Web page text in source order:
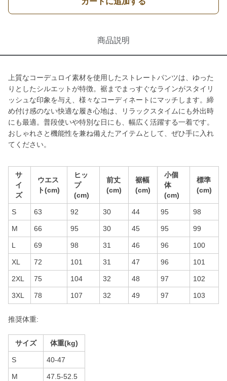
商品説明
上質なコーデュロイ素材を使用したストレートパンツは、ゆった
りとしたシルエットが特徴。裾までまっすぐなラインがスタイリ
ッシュな印象を与え、様々なコーディネートにマッチします。締
め付け感のない快適な履き心地は、リラックスタイムにも外出時
にも最適。普段使いや特別な日にも、幅広く活躍する一着です。
おしゃれさと機能性を兼ね備えたアイテムとして、ぜひ手に入れ
てください。
サ
イ
ズ
ウエス
ト(cm)
ヒッ
プ
(cm)
前丈
(cm)
裾幅
(cm)
小個
体
(cm)
標準
(cm)
S 63 92 30 44 95 98
M 66 95 30 45 95 99
L 69 98 31 46 96 100
XL 72 101 31 47 96 101
2XL 75 104 32 48 97 102
3XL 78 107 32 49 97 103
推奨体重:
サイズ 体重(kg)
S 40-47
M 47.5-52.5